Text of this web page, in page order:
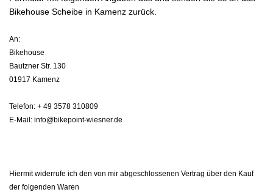
Bikehouse Scheibe in Kamenz zurück.
An:
Bikehouse
Bautzner Str. 130
01917 Kamenz
Telefon: + 49 3578 310809
E-Mail: info@bikepoint-wiesner.de
Hiermit widerrufe ich den von mir abgeschlossenen Vertrag über den Kauf
der folgenden Waren